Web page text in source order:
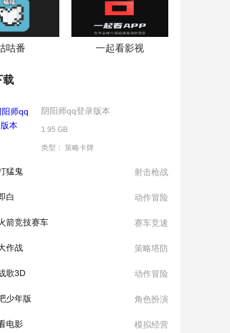
咕番 一起看影视
载
阴阳师qq登录版本
1.95 GB
类型： 策略卡牌
猛鬼 射击枪战
白 动作冒险
箭竞技赛车 赛车竞速
作战 策略塔防
歌3D 动作冒险
少年版 角色扮演
电影 模拟经营